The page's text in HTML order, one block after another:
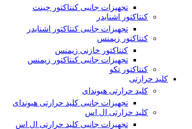
تجهیزات جانبی کنتاکتور چینت
کنتاکتور اشنایدر
تجهیزات جانبی کنتاکتور اشنایدر
کنتاکتور زیمنس
کنتاکتور خازنی زیمنس
تجهیزات جانبی کنتاکتور زیمنس
کنتاکتور تکو
کلید حرارتی
کلید حرارتی هیوندای
تجهیزات جانبی کلید حرارتی هیوندای
کلید حرارتی ال اس
تجهیزات جانبی کلید حرارتی ال اس